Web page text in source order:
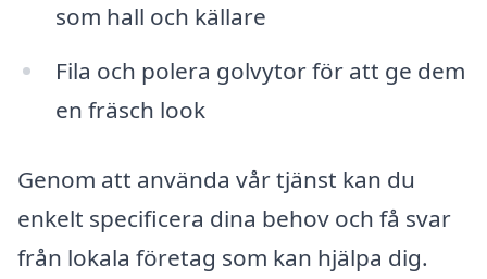
som hall och källare
Fila och polera golvytor för att ge dem
en fräsch look
Genom att använda vår tjänst kan du
enkelt specificera dina behov och få svar
från lokala företag som kan hjälpa dig.